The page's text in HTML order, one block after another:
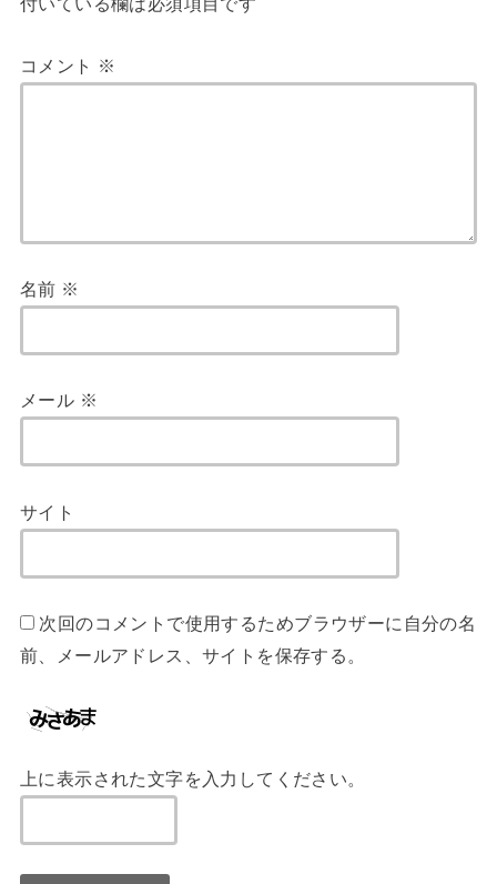
コメント ※
名前 ※
メール ※
サイト
次回のコメントで使用するためブラウザーに自分の名
前、メールアドレス、サイトを保存する。
上に表示された文字を入力してください。